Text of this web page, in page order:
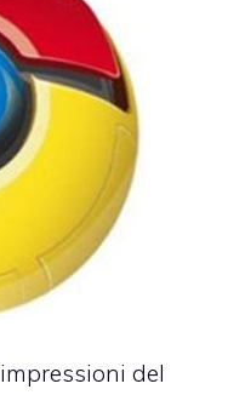
impressioni del